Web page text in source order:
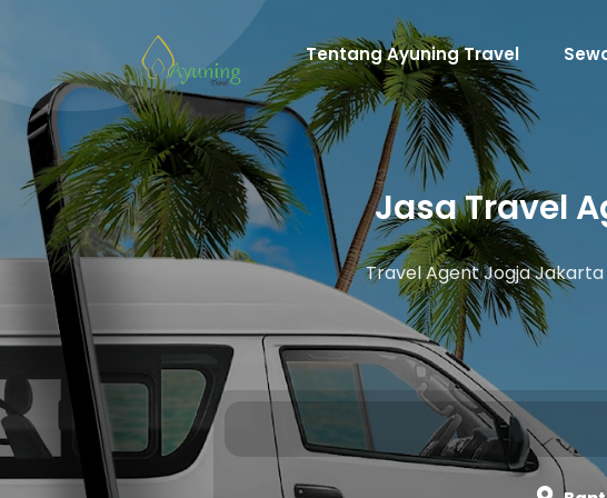
Tentang Ayuning Travel
Jasa Travel
Travel Agent Jogja